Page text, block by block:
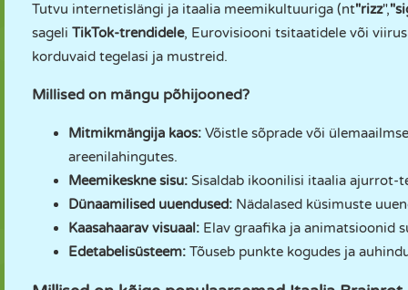
Tutvu internetislängi ja itaalia meemikultuuriga (nt"rizz",
sageli TikTok-trendidele, Eurovisiooni tsitaatidele või
korduvaid tegelasi ja mustreid.
Millised on mängu põhijooned?
Mitmikmängija kaos: Võistle sõprade või
areenilahingutes.
Meemikeskne sisu: Sisaldab ikoonilisi itaalia ajurrot-
Dünaamilised uuendused: Nädalased küsimuste
Kaasahaarav visuaal: Elav graafika ja animatsioonid
Edetabelisüsteem: Tõuseb punkte kogudes ja